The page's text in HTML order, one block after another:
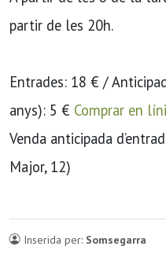
partir de les 20h.
Entrades: 18 € /
anys): 5 € Comprar en
Venda anticipada
Major, 12)
Inserida per: Somsegarra